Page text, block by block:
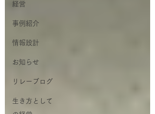
経営
事例紹介
情報設計
お知らせ
リレーブログ
生き方として